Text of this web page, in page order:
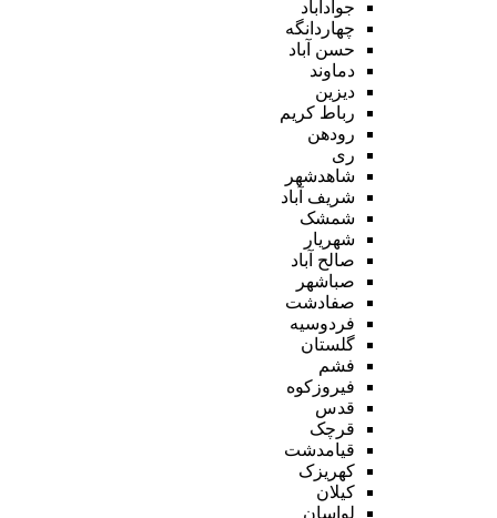
جوادآباد
چهاردانگه
حسن آباد
دماوند
دیزین
رباط کریم
رودهن
ری
شاهدشهر
شریف آباد
شمشک
شهریار
صالح آباد
صباشهر
صفادشت
فردوسیه
گلستان
فشم
فیروزکوه
قدس
قرچک
قیامدشت
کهریزک
کیلان
لواسان